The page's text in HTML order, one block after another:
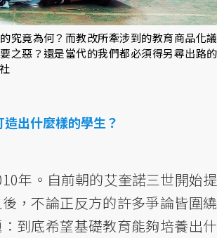
究竟為何？而教改所牽涉到的教育商品化議
之惡？還是當代的我們都必須得另尋出路的
出什麼樣的學生？
年。自前朝的艾奎諾三世開始提
，不論正反方的許多爭論皆圍繞
到底希望基礎教育能夠培養出什